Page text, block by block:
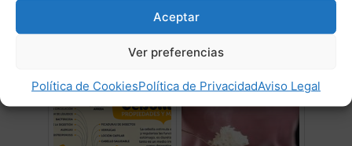
Aceptar
Ver preferencias
Política de CookiesPolítica de PrivacidadAviso Legal
Post Relacionados: